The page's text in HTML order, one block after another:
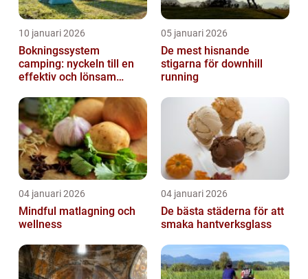
10 januari 2026
Bokningssystem
camping: nyckeln till en
effektiv och lönsam
05 januari 2026
De mest hisnande
stigarna för downhill
running
04 januari 2026
Mindful matlagning och
wellness
04 januari 2026
De bästa städerna för att
smaka hantverksglass